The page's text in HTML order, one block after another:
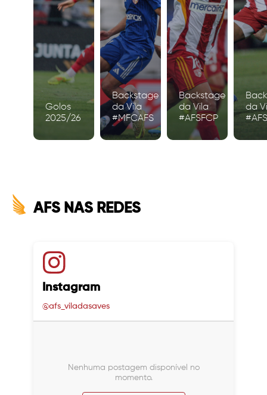
Golos
2025/26
Backstage
da Vila
#MFCAFS
Backstage
da Vila
#AFSFCP
da
AFS NAS REDES
Instagram
@afs_viladasaves
Nenhuma postagem disponível no
momento.